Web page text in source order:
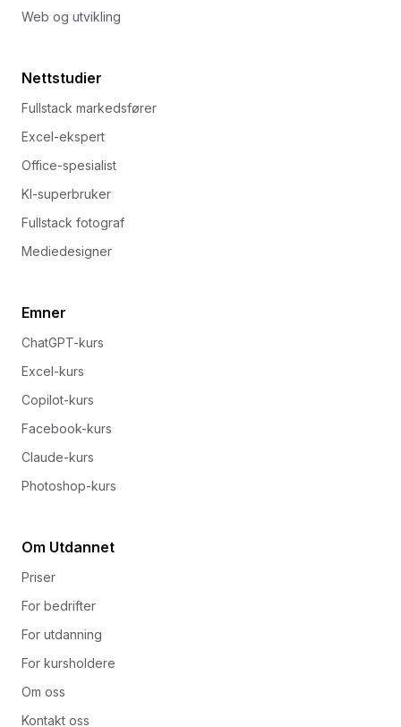
Web og utvikling
Nettstudier
Fullstack markedsfører
Excel-ekspert
Office-spesialist
KI-superbruker
Fullstack fotograf
Mediedesigner
Emner
ChatGPT-kurs
Excel-kurs
Copilot-kurs
Facebook-kurs
Claude-kurs
Photoshop-kurs
Om Utdannet
Priser
For bedrifter
For utdanning
For kursholdere
Om oss
Kontakt oss